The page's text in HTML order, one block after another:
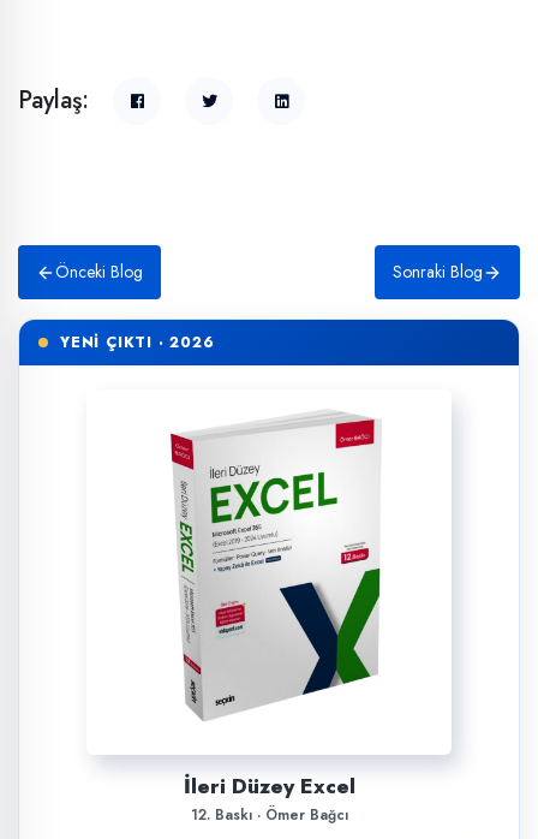
Paylaş:
Önceki Blog Sonraki Blog
YENİ ÇIKTI · 2026
İleri Düzey Excel
12. Baskı · Ömer Bağcı